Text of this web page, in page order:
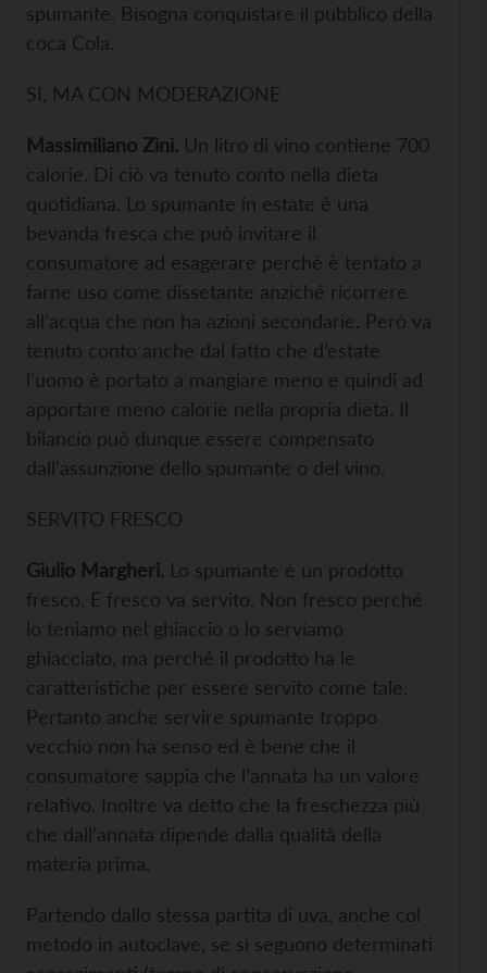
spumante. Bisogna conquistare il pubblico della
coca Cola.
SI, MA CON MODERAZIONE
Massimiliano Zini. Un litro di vino contiene 700
calorie. Di ciò va tenuto conto nella dieta
quotidiana. Lo spumante in estate è una
bevanda fresca che può invitare il
consumatore ad esagerare perché è tentato a
farne uso come dissetante anziché ricorrere
all’acqua che non ha azioni secondarie. Però va
tenuto conto anche dal fatto che d’estate
l’uomo è portato a mangiare meno e quindi ad
apportare meno calorie nella propria dieta. Il
bilancio può dunque essere compensato
dall’assunzione dello spumante o del vino.
SERVITO FRESCO
Giulio Margheri. Lo spumante è un prodotto
fresco. E fresco va servito. Non fresco perché
lo teniamo nel ghiaccio o lo serviamo
ghiacciato, ma perché il prodotto ha le
caratteristiche per essere servito come tale.
Pertanto anche servire spumante troppo
vecchio non ha senso ed è bene che il
consumatore sappia che l’annata ha un valore
relativo. Inoltre va detto che la freschezza più
che dall’annata dipende dalla qualità della
materia prima.
Partendo dallo stessa partita di uva, anche col
metodo in autoclave, se si seguono determinati